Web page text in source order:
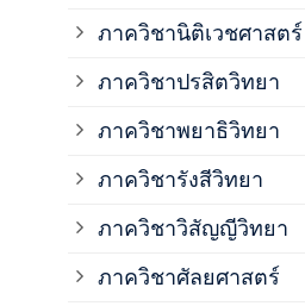
ภาควิชานิติเวชศาสตร์
ภาควิชาปรสิตวิทยา
ภาควิชาพยาธิวิทยา
ภาควิชารังสีวิทยา
ภาควิชาวิสัญญีวิทยา
ภาควิชาศัลยศาสตร์